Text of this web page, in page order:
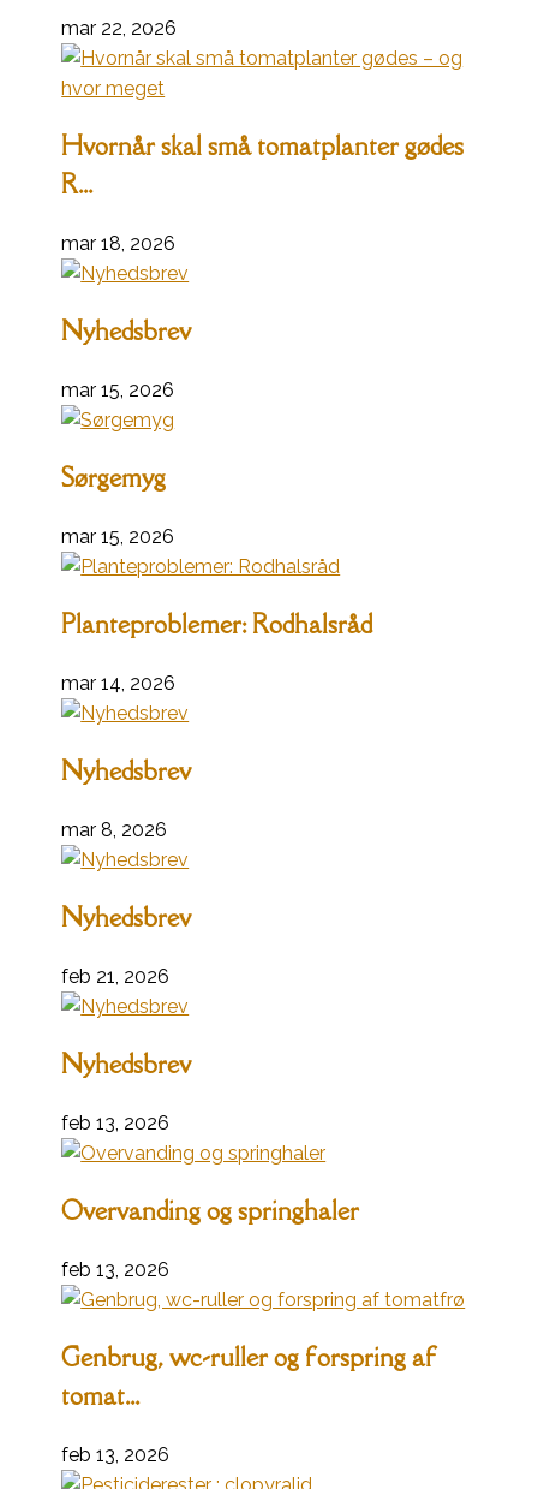
mar 22, 2026
Hvornår skal små tomatplanter gødes
R...
mar 18, 2026
Nyhedsbrev
mar 15, 2026
Sørgemyg
mar 15, 2026
Planteproblemer: Rodhalsråd
mar 14, 2026
Nyhedsbrev
mar 8, 2026
Nyhedsbrev
feb 21, 2026
Nyhedsbrev
feb 13, 2026
Overvanding og springhaler
feb 13, 2026
Genbrug, wc-ruller og forspring af
tomat...
feb 13, 2026